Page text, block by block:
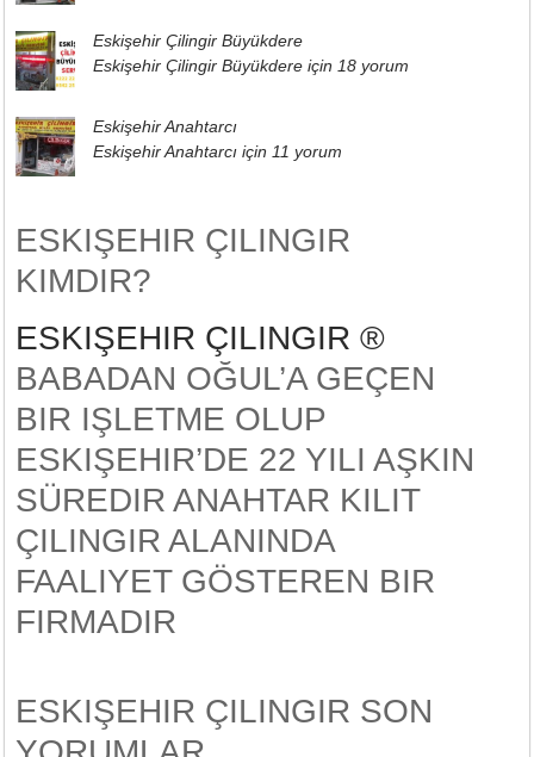
Eskişehir Çilingir Büyükdere
Eskişehir Çilingir Büyükdere için 18 yorum
Eskişehir Anahtarcı
Eskişehir Anahtarcı için 11 yorum
ESKIŞEHIR ÇILINGIR
KIMDIR?
ESKIŞEHIR ÇILINGIR ®
BABADAN OĞUL’A GEÇEN
BIR IŞLETME OLUP
ESKIŞEHIR’DE 22 YILI AŞKIN
SÜREDIR ANAHTAR KILIT
ÇILINGIR ALANINDA
FAALIYET GÖSTEREN BIR
FIRMADIR
ESKIŞEHIR ÇILINGIR SON